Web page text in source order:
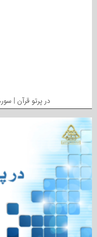
در پرتو قرآن | سوره یونس